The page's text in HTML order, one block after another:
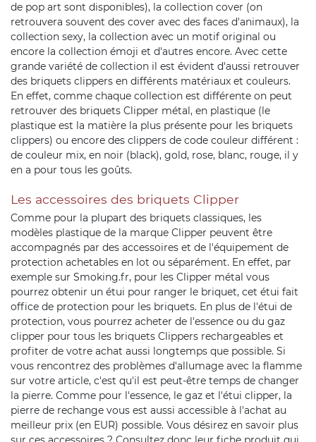
de pop art sont disponibles), la collection cover (on
retrouvera souvent des cover avec des faces d'animaux), la
collection sexy, la collection avec un motif original ou
encore la collection émoji et d'autres encore. Avec cette
grande variété de collection il est évident d'aussi retrouver
des briquets clippers en différents matériaux et couleurs.
En effet, comme chaque collection est différente on peut
retrouver des briquets Clipper métal, en plastique (le
plastique est la matière la plus présente pour les briquets
clippers) ou encore des clippers de code couleur différent :
de couleur mix, en noir (black), gold, rose, blanc, rouge, il y
en a pour tous les goûts.
Les accessoires des briquets Clipper
Comme pour la plupart des briquets classiques, les
modèles plastique de la marque Clipper peuvent être
accompagnés par des accessoires et de l'équipement de
protection achetables en lot ou séparément. En effet, par
exemple sur Smoking.fr, pour les Clipper métal vous
pourrez obtenir un étui pour ranger le briquet, cet étui fait
office de protection pour les briquets. En plus de l'étui de
protection, vous pourrez acheter de l'essence ou du gaz
clipper pour tous les briquets Clippers rechargeables et
profiter de votre achat aussi longtemps que possible. Si
vous rencontrez des problèmes d'allumage avec la flamme
sur votre article, c'est qu'il est peut-être temps de changer
la pierre. Comme pour l'essence, le gaz et l'étui clipper, la
pierre de rechange vous est aussi accessible à l'achat au
meilleur prix (en EUR) possible. Vous désirez en savoir plus